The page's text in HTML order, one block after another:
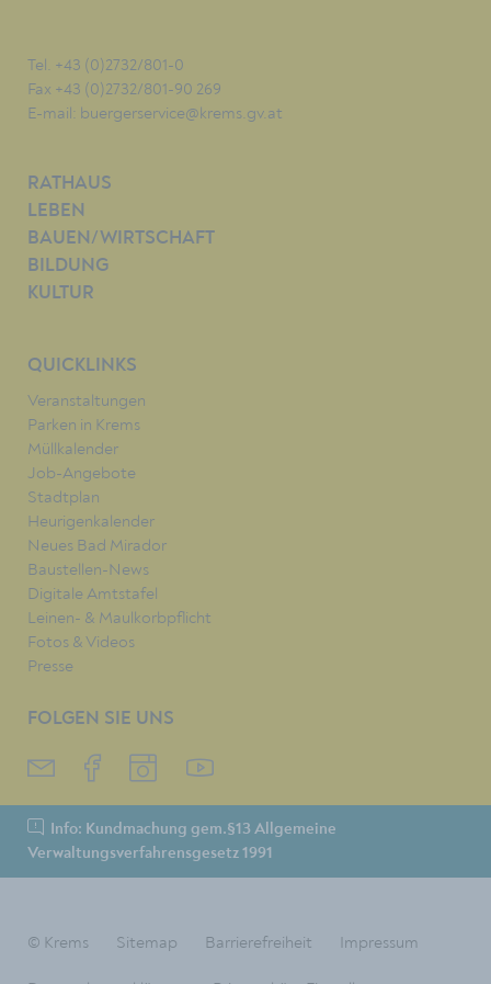
Tel. +43 (0)2732/801-0
Fax +43 (0)2732/801-90 269
E-mail: buergerservice@krems.gv.at
RATHAUS
LEBEN
BAUEN/WIRTSCHAFT
BILDUNG
KULTUR
QUICKLINKS
Veranstaltungen
Parken in Krems
Müllkalender
Job-Angebote
Stadtplan
Heurigenkalender
Neues Bad Mirador
Baustellen-News
Digitale Amtstafel
Leinen- & Maulkorbpflicht
Fotos & Videos
Presse
FOLGEN SIE UNS
Info: Kundmachung gem.§13 Allgemeine
Verwaltungsverfahrensgesetz 1991
© Krems Sitemap Barrierefreiheit Impressum